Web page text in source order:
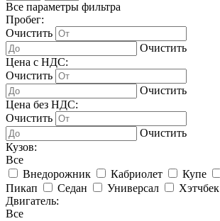
Все параметры фильтра
Пробег:
Очистить
Очистить
Цена с НДС:
Очистить
Очистить
Цена без НДС:
Очистить
Очистить
Кузов:
Все
Внедорожник
Кабриолет Купе
Пикап
Седан Универсал
Хэтчбек
Двигатель:
Все